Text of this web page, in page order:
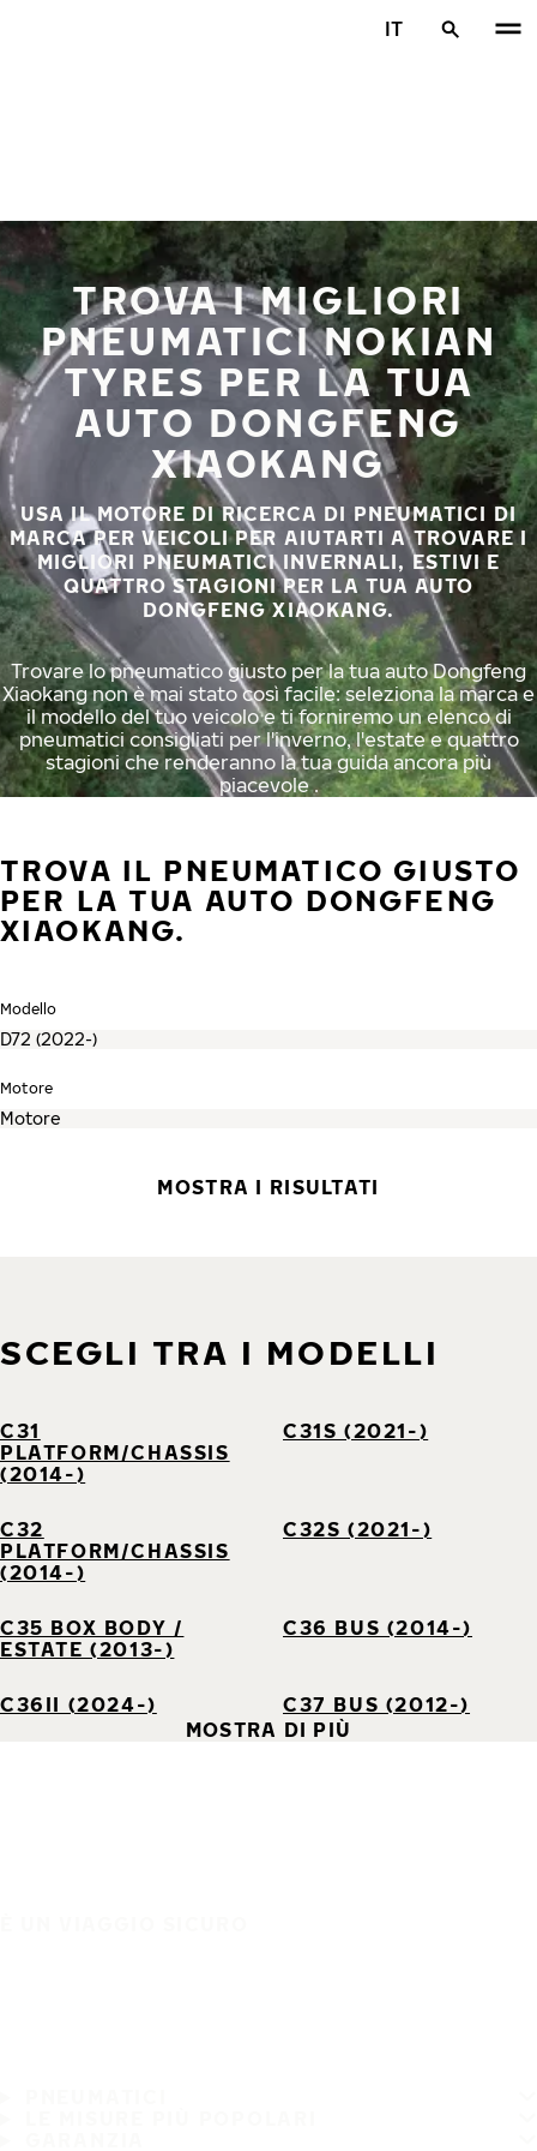
IT
TROVA I MIGLIORI
PNEUMATICI NOKIAN
TYRES PER LA TUA
AUTO DONGFENG
XIAOKANG
USA IL MOTORE DI RICERCA DI PNEUMATICI DI
MARCA PER VEICOLI PER AIUTARTI A TROVARE I
MIGLIORI PNEUMATICI INVERNALI, ESTIVI E
QUATTRO STAGIONI PER LA TUA AUTO
DONGFENG XIAOKANG.
Trovare lo pneumatico giusto per la tua auto Dongfeng
Xiaokang non è mai stato così facile: seleziona la marca e
il modello del tuo veicolo e ti forniremo un elenco di
pneumatici consigliati per l'inverno, l'estate e quattro
stagioni che renderanno la tua guida ancora più
piacevole .
TROVA IL PNEUMATICO GIUSTO
PER LA TUA AUTO DONGFENG
XIAOKANG.
Modello
Motore
MOSTRA I RISULTATI
SCEGLI TRA I MODELLI
C31
PLATFORM/CHASSIS
(2014-)
C31S (2021-)
C32
PLATFORM/CHASSIS
(2014-)
C32S (2021-)
C35 BOX BODY /
ESTATE (2013-)
C36 BUS (2014-)
C36II (2024-)
C37 BUS (2012-)
MOSTRA DI PIÙ